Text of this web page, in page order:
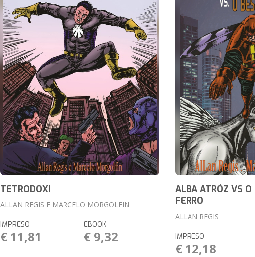
TETRODOXI
ALLAN REGIS E MARCELO MORGOLFIN
IMPRESO
€ 11,81
EBOOK
€ 9,32
ALBA ATRÓZ VS O
FERRO
ALLAN REGIS
IMPRESO
€ 12,18